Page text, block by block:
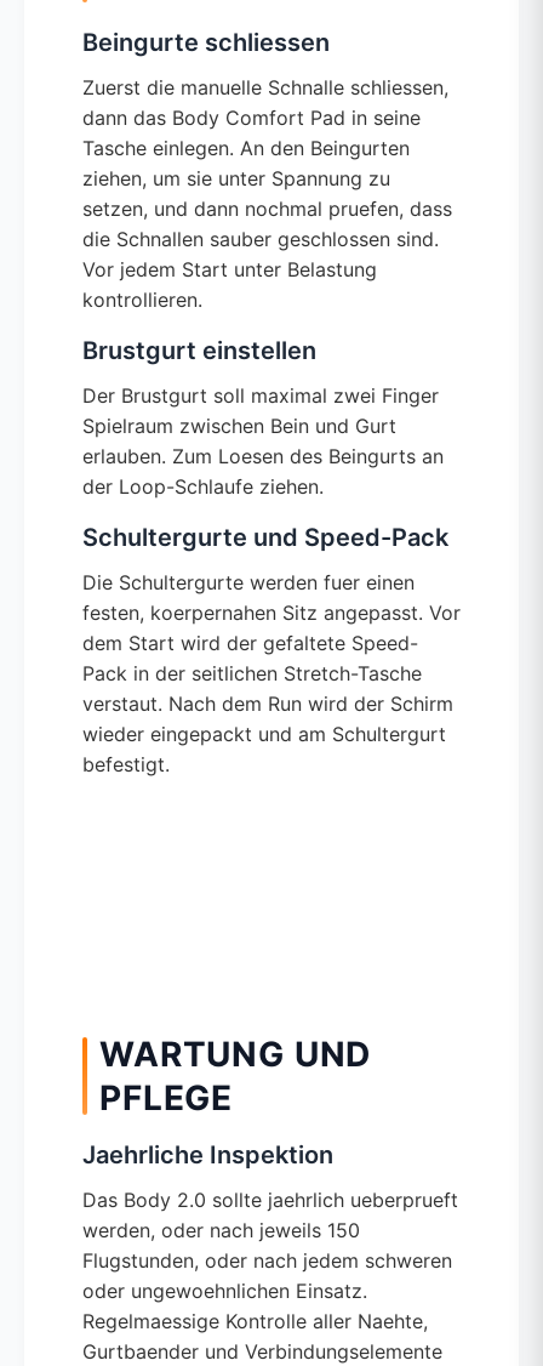
Beingurte schliessen
Zuerst die manuelle Schnalle schliessen,
dann das Body Comfort Pad in seine
Tasche einlegen. An den Beingurten
ziehen, um sie unter Spannung zu
setzen, und dann nochmal pruefen, dass
die Schnallen sauber geschlossen sind.
Vor jedem Start unter Belastung
kontrollieren.
Brustgurt einstellen
Der Brustgurt soll maximal zwei Finger
Spielraum zwischen Bein und Gurt
erlauben. Zum Loesen des Beingurts an
der Loop-Schlaufe ziehen.
Schultergurte und Speed-Pack
Die Schultergurte werden fuer einen
festen, koerpernahen Sitz angepasst. Vor
dem Start wird der gefaltete Speed-
Pack in der seitlichen Stretch-Tasche
verstaut. Nach dem Run wird der Schirm
wieder eingepackt und am Schultergurt
befestigt.
WARTUNG UND
PFLEGE
Jaehrliche Inspektion
Das Body 2.0 sollte jaehrlich ueberprueft
werden, oder nach jeweils 150
Flugstunden, oder nach jedem schweren
oder ungewoehnlichen Einsatz.
Regelmaessige Kontrolle aller Naehte,
Gurtbaender und Verbindungselemente